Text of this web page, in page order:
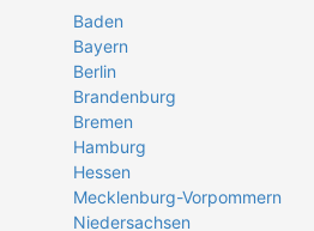
Baden
Bayern
Berlin
Brandenburg
Bremen
Hamburg
Hessen
Mecklenburg-Vorpommern
Niedersachsen